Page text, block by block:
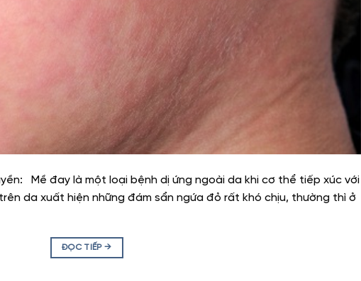
Mề đay là một loại bệnh dị ứng ngoài da khi cơ thể tiếp xúc với
da xuất hiện những đám sẩn ngứa đỏ rất khó chịu, thường thì ở
ĐỌC TIẾP→